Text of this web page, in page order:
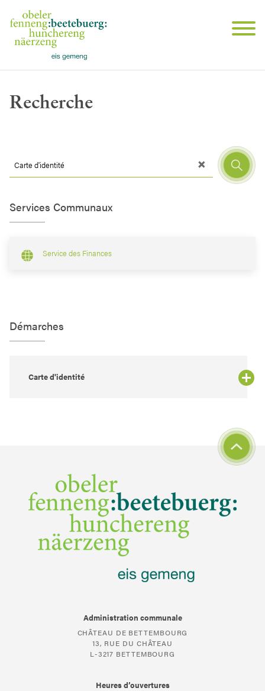
Recherche
Services Communaux
Service des Finances
Démarches
Carte d'identité
Administration communale
CHÂTEAU DE BETTEMBOURG
13, RUE DU CHÂTEAU
L-3217 BETTEMBOURG
Heures d’ouvertures